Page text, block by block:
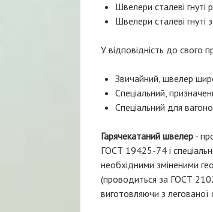
Швелери сталеві гнуті
Швелери сталеві гнуті
У відповідність до свого
Звичайний, швелер
Спеціальний,
Спеціальний для
Гарячекатаний швелер -
ГОСТ 19425-74 і
необхідними зміненими
(проводиться за ГОСТ
виготовляючи з